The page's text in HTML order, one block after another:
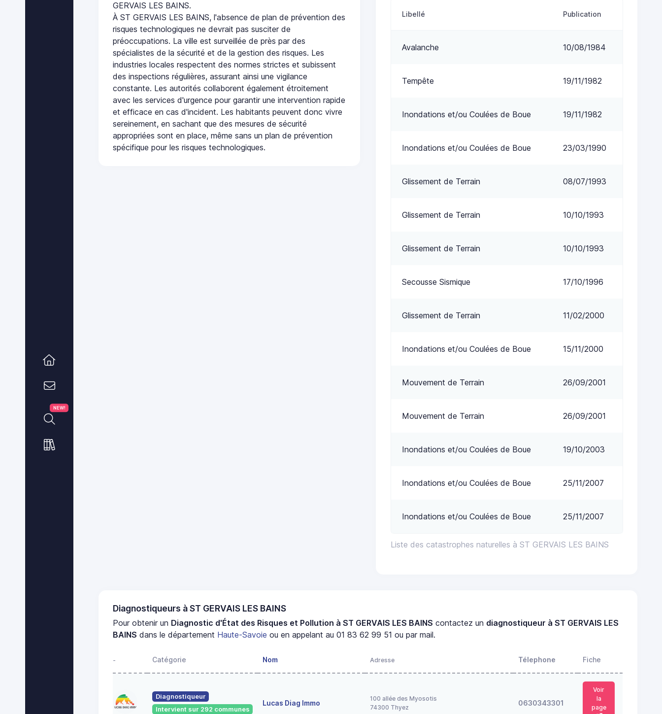
NEW!
GERVAIS LES BAINS.
À ST GERVAIS LES BAINS, l'absence de plan de prévention des
risques technologiques ne devrait pas susciter de
préoccupations. La ville est surveillée de près par des
spécialistes de la sécurité et de la gestion des risques. Les
industries locales respectent des normes strictes et subissent
des inspections régulières, assurant ainsi une vigilance
constante. Les autorités collaborent également étroitement
avec les services d'urgence pour garantir une intervention rapide
et efficace en cas d'incident. Les habitants peuvent donc vivre
sereinement, en sachant que des mesures de sécurité
appropriées sont en place, même sans un plan de prévention
spécifique pour les risques technologiques.
Liste des catastrophes naturelles à ST GERVAIS LES BAINS
Libellé Publication
Avalanche 10/08/1984
Tempête 19/11/1982
Inondations et/ou Coulées de Boue 19/11/1982
Inondations et/ou Coulées de Boue 23/03/1990
Glissement de Terrain 08/07/1993
Glissement de Terrain 10/10/1993
Glissement de Terrain 10/10/1993
Secousse Sismique 17/10/1996
Glissement de Terrain 11/02/2000
Inondations et/ou Coulées de Boue 15/11/2000
Mouvement de Terrain 26/09/2001
Mouvement de Terrain 26/09/2001
Inondations et/ou Coulées de Boue 19/10/2003
Inondations et/ou Coulées de Boue 25/11/2007
Inondations et/ou Coulées de Boue 25/11/2007
Diagnostiqueurs à ST GERVAIS LES BAINS
Pour obtenir un Diagnostic d'État des Risques et Pollution à ST GERVAIS LES BAINS contactez un diagnostiqueur à ST GERVAIS LES
BAINS dans le département Haute-Savoie ou en appelant au 01 83 62 99 51 ou par mail.
- Catégorie Nom Adresse Télephone Fiche
Diagnostiqueur
Intervient sur 292 communes
Lucas Diag Immo
100 allée des Myosotis
74300 Thyez
0630343301
Voir
la
page